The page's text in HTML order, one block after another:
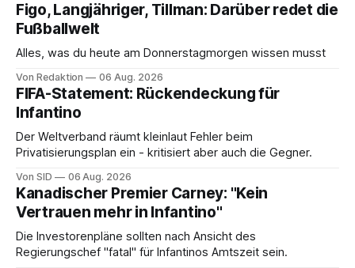
Figo, Langjähriger, Tillman: Darüber redet die
Fußballwelt
Alles, was du heute am Donnerstagmorgen wissen musst
Von Redaktion 06 Aug. 2026
FIFA-Statement: Rückendeckung für
Infantino
Der Weltverband räumt kleinlaut Fehler beim
Privatisierungsplan ein - kritisiert aber auch die Gegner.
Von SID 06 Aug. 2026
Kanadischer Premier Carney: "Kein
Vertrauen mehr in Infantino"
Die Investorenpläne sollten nach Ansicht des
Regierungschef "fatal" für Infantinos Amtszeit sein.